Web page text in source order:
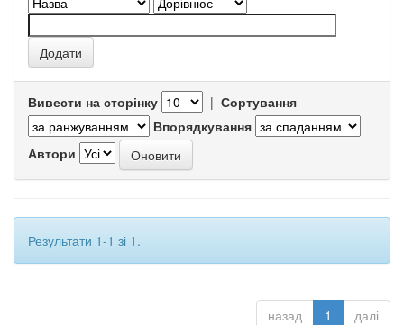
Вивести на сторінку | Сортування
Впорядкування
Автори
Результати 1-1 зі 1.
назад 1 далі